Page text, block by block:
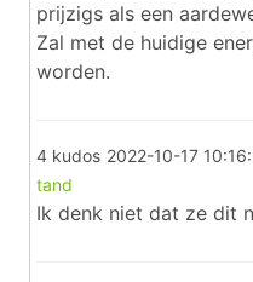
prijzigs als een
Zal met de huidige
worden.
4 kudos 2022-10-17
tand
Ik denk niet dat ze dit